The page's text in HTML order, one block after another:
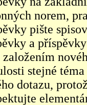
norem,
pište
a
založením
stejné
dotazu,